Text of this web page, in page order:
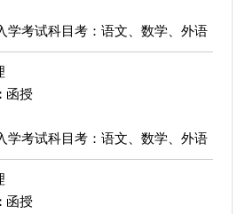
学考试科目考：语文、数学、外语
函授
学考试科目考：语文、数学、外语
函授